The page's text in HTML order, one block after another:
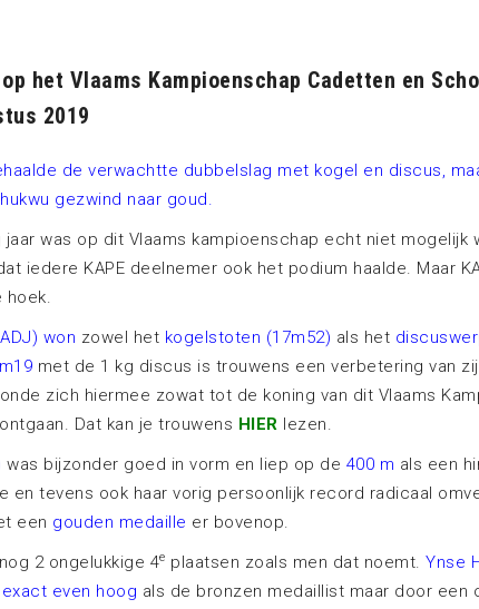
het Vlaams Kampioenschap Cadetten en
2019
de verwachtte dubbelslag met kogel en discus,
gezwind naar goud.
was op dit Vlaams kampioenschap echt niet mogelijk
iedere KAPE deelnemer ook het podium haalde. Maar
hoek.
won zowel het kogelstoten (17m52) als het
met de 1 kg discus is trouwens een verbetering van
zich hiermee zowat tot de koning van dit Vlaams
Dat kan je trouwens HIER lezen.
was bijzonder goed in vorm en liep op de 400 m als een
en tevens ook haar vorig persoonlijk record radicaal
een gouden medaille er bovenop.
2 ongelukkige 4e plaatsen zoals men dat noemt. Ynse
even hoog als de bronzen medaillist maar door een